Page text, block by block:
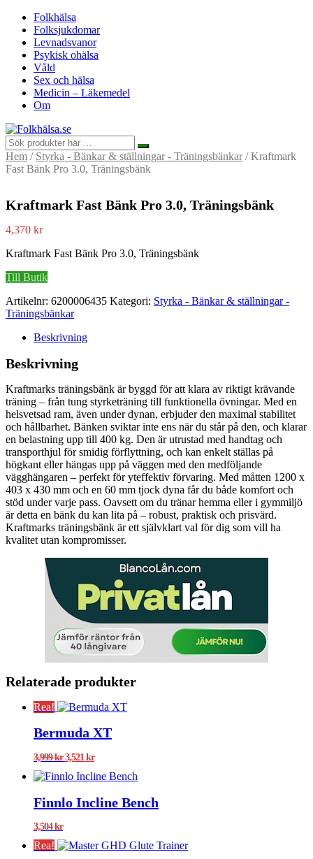
Folkhälsa
Folksjukdomar
Levnadsvanor
Psykisk ohälsa
Våld
Sex och hälsa
Medicin – Läkemedel
Om
Hem / Styrka - Bänkar & ställningar - Träningsbänkar/ Kraftmark
Fast Bänk Pro 3.0, Träningsbänk
Kraftmark Fast Bänk Pro 3.0, Träningsbänk
4,370 kr
Kraftmark Fast Bänk Pro 3.0, Träningsbänk
Till Butik
Artikelnr: 6200006435 Kategori: Styrka - Bänkar & ställningar -
Träningsbänkar
Beskrivning
Beskrivning
Kraftmarks träningsbänk är byggd för att klara av riktigt krävande
träning – från tung styrketräning till funktionella övningar. Med en
helsvetsad ram, även under dynan, erbjuder den maximal stabilitet
och hållbarhet. Bänken sviktar inte ens när du står på den, och klarar
en belastning upp till 400 kg. Den är utrustad med handtag och
transporthjul för smidig förflyttning, och kan enkelt ställas på
högkant eller hängas upp på väggen med den medföljande
vägghängaren – perfekt för yteffektiv förvaring. Med måtten 1200 x
403 x 430 mm och en 60 mm tjock dyna får du både komfort och
stöd under varje pass. Oavsett om du tränar hemma eller i gymmiljö
är detta en bänk du kan lita på – robust, praktisk och prisvärd.
Kraftmarks träningsbänk är ett självklart val för dig som vill ha
kvalitet utan kompromisser.
Relaterade produkter
Rea!
Bermuda XT
3,999kr Det
priset
3,999 kr.
3,521 krDet
priset
3,521 kr.
Finnlo Incline Bench
3,504kr
Rea!